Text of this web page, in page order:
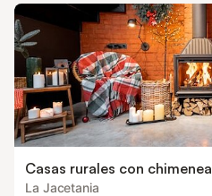
Casas rurales con chimenea
La Jacetania